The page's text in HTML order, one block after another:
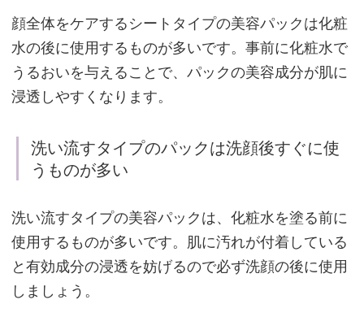
必
要
お
す
め
の
化
粧
品
顔全体をケアするシートタイプの美容パックは化粧
水の後に使用するものが多いです。事前に化粧水で
うるおいを与えることで、パックの美容成分が肌に
浸透しやすくなります。
洗い流すタイプのパックは洗顔後すぐに使
うものが多い
洗い流すタイプの美容パックは、化粧水を塗る前に
使用するものが多いです。肌に汚れが付着している
と有効成分の浸透を妨げるので必ず洗顔の後に使用
しましょう。